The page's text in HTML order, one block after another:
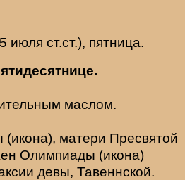
июля ст.ст.), пятница.
маслом.
(икона), матери Пресвятой
Олимпиады (икона)
девы, Тавеннской.